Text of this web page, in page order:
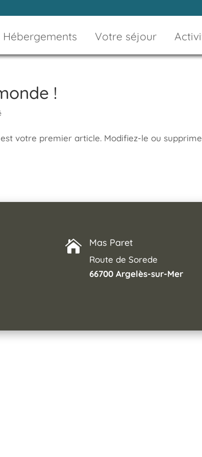
Hébergements Votre séjour
!
votre premier article. Modifiez-le ou
 Mas Paret
Route de Sorede
66700 Argelès-sur-Mer